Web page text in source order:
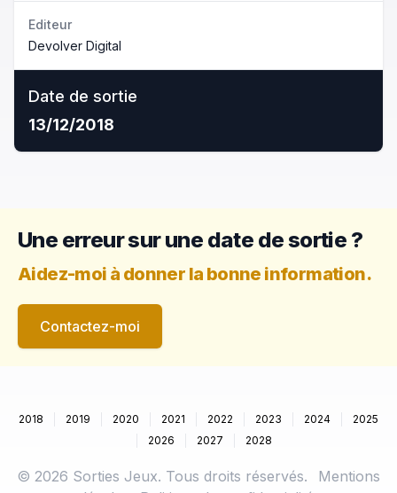
Editeur
Devolver Digital
Date de sortie
13/12/2018
Une erreur sur une date de sortie ?
Aidez-moi à donner la bonne information.
Contactez-moi
2018 2019 2020 2021 2022 2023 2024
2025
2026
2027 2028
© 2026 Sorties Jeux. Tous droits réservés.
Mentions